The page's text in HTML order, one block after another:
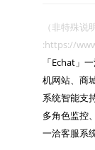
（非特殊
:https://
「Echat」
机网站、商
系统智能支
多角色监控
一洽客服系